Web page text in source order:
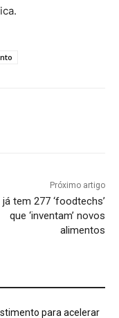
Próximo artigo
tem 277 ‘foodtechs’
que ‘inventam’ novos
alimentos
para acelerar